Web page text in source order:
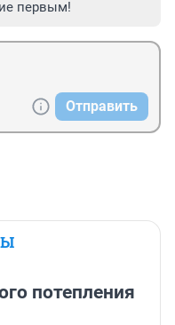
первым!
Отправить
потепления